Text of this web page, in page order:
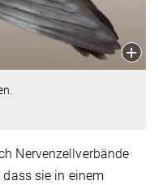
Nervenzellverbände
sie in einem